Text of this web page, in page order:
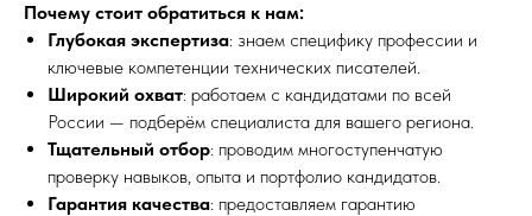
Почему стоит обратиться к нам:
Глубокая экспертиза: знаем специфику профессии и
ключевые компетенции технических писателей.
Широкий охват: работаем с кандидатами по всей
России — подберём специалиста для вашего региона.
Тщательный отбор: проводим многоступенчатую
проверку навыков, опыта и портфолио кандидатов.
Гарантия качества: предоставляем гарантию